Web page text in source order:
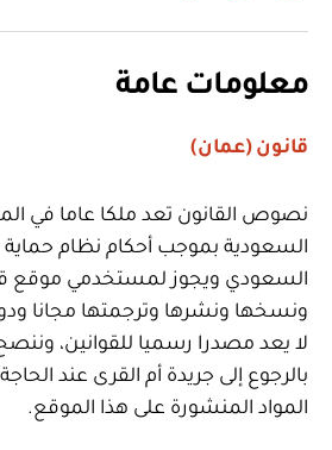
معلومات عامة
قانون (عمان)
نصوص القانون تعد ملكا عاما في
السعودية بموجب أحكام نظام
السعودي ويجوز لمستخدمي موقع
ونسخها ونشرها وترجمتها مجانا
لا يعد مصدرا رسميا للقوانين،
بالرجوع إلى جريدة أم القرى عند
المواد المنشورة على هذا الموقع.